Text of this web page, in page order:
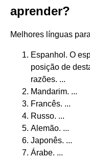
aprender?
Melhores línguas
Espanhol. O
posição de
razões. ...
Mandarim. ...
Francês. ...
Russo. ...
Alemão. ...
Japonês. ...
Árabe. ...